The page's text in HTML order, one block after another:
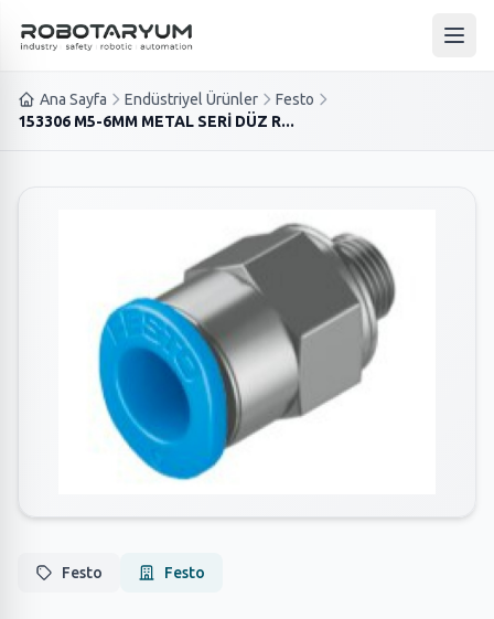
Ana içeriğe geç
Ana
Ana Sayfa Endüstriyel Ürünler
Festo
153306 M5-6MM METAL SERİ DÜZ R...
Festo Festo